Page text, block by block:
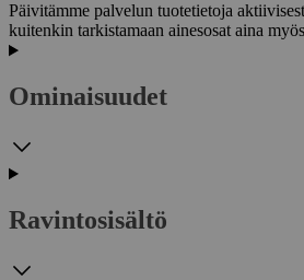
Päivitämme palvelun tuotetietoja
kuitenkin tarkistamaan ainesosat aina
Ominaisuudet
Ravintosisältö